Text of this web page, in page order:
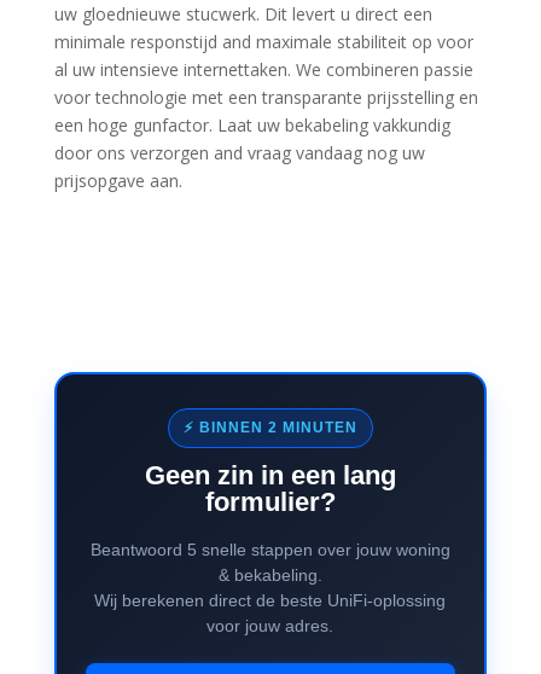
uw gloednieuwe stucwerk. Dit levert u direct een
minimale responstijd and maximale stabiliteit op voor
al uw intensieve internettaken. We combineren passie
voor technologie met een transparante prijsstelling en
een hoge gunfactor. Laat uw bekabeling vakkundig
door ons verzorgen and vraag vandaag nog uw
prijsopgave aan.
⚡ BINNEN 2 MINUTEN
Geen zin in een lang
formulier?
Beantwoord 5 snelle stappen over jouw woning
& bekabeling.
Wij berekenen direct de beste UniFi-oplossing
voor jouw adres.